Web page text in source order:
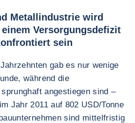
Metallindustrie wird
Versorgungsdefizit
sein
gab es nur wenige
während die
angestiegen sind –
Jahr 2011 auf 802 USD/Tonne
sind mittelfristig